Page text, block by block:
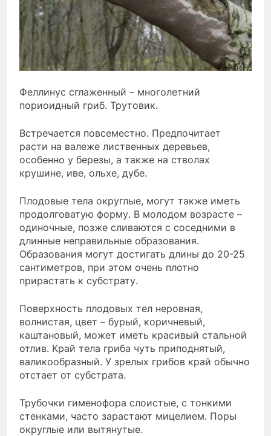
Феллинус сглаженный – многолетний
пориоидный гриб. Трутовик.
Встречается повсеместно. Предпочитает
расти на валеже лиственных деревьев,
особенно у березы, а также на стволах
крушине, иве, ольхе, дубе.
Плодовые тела округлые, могут также иметь
продолговатую форму. В молодом возрасте –
одиночные, позже сливаются с соседними в
длинные неправильные образования.
Образования могут достигать длины до 20-25
сантиметров, при этом очень плотно
прирастать к субстрату.
Поверхность плодовых тел неровная,
волнистая, цвет – бурый, коричневый,
каштановый, может иметь красивый стальной
отлив. Край тела гриба чуть приподнятый,
валикообразный. У зрелых грибов край обычно
отстает от субстрата.
Трубочки гименофора слоистые, с тонкими
стенками, часто зарастают мицелием. Поры
округлые или вытянутые.